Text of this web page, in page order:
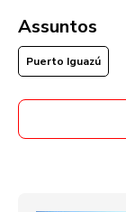
Assuntos
Puerto Iguazú